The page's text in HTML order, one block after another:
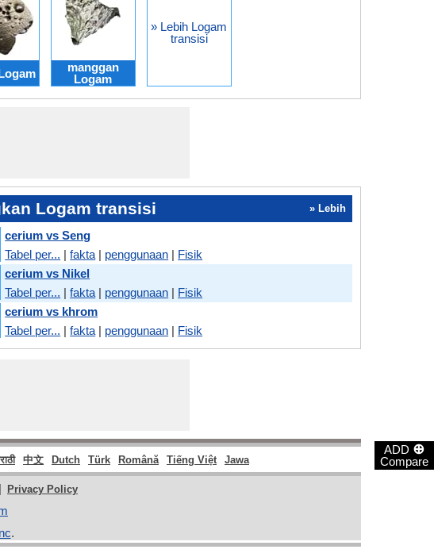
ADD ⊕
Compare
manggan
Logam
» Lebih Logam
transisi
Logam transisi » Lebih
cerium vs Seng
Tabel per... |fakta | penggunaan | Fisik
cerium vs Nikel
Tabel per... |fakta | penggunaan | Fisik
cerium vs khrom
Tabel per... |fakta | penggunaan | Fisik
中文 Dutch Türk Română Tiếng Việt Jawa
| Privacy Policy
.